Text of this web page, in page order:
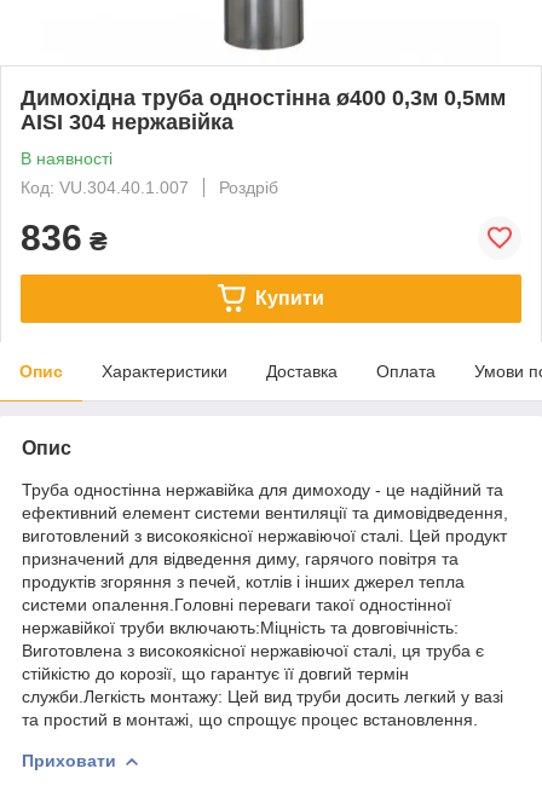
Димохідна труба одностінна ø400 0,3м 0,5мм
AISI 304 нержавійка
В наявності
Код: VU.304.40.1.007
Роздріб
836 ₴
Купити
Опис Характеристики Доставка Оплата Умови
Опис
Труба одностінна нержавійка для димоходу - це надійний та
ефективний елемент системи вентиляції та димовідведення,
виготовлений з високоякісної нержавіючої сталі. Цей продукт
призначений для відведення диму, гарячого повітря та
продуктів згоряння з печей, котлів і інших джерел тепла
системи опалення.Головні переваги такої одностінної
нержавійкої труби включають:Міцність та довговічність:
Виготовлена з високоякісної нержавіючої сталі, ця труба є
стійкістю до корозії, що гарантує її довгий термін
служби.Легкість монтажу: Цей вид труби досить легкий у вазі
та простий в монтажі, що спрощує процес встановлення.
Приховати